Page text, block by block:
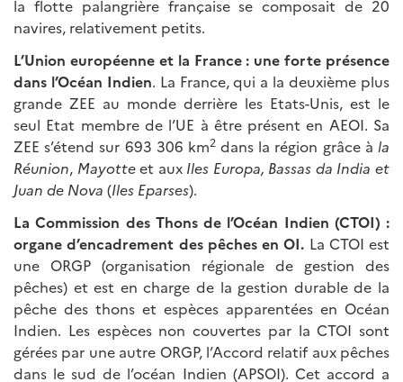
la flotte palangrière française se composait de 20
navires, relativement petits.
L’Union européenne et la France : une forte présence
dans l’Océan Indien. La France, qui a la deuxième plus
grande ZEE au monde derrière les Etats-Unis, est le
seul Etat membre de l’UE à être présent en AEOI. Sa
ZEE s’étend sur 693 306 km2dans la région grâce à la
Réunion, Mayotteet aux Iles Europa, Bassas da India et
Juan de Nova (Iles Eparses).
La Commission des Thons de l’Océan Indien (CTOI) :
organe d’encadrement des pêches en OI. La CTOI est
une ORGP (organisation régionale de gestion des
pêches) et est en charge de la gestion durable de la
pêche des thons et espèces apparentées en Océan
Indien. Les espèces non couvertes par la CTOI sont
gérées par une autre ORGP, l’Accord relatif aux pêches
dans le sud de l’océan Indien (APSOI). Cet accord a